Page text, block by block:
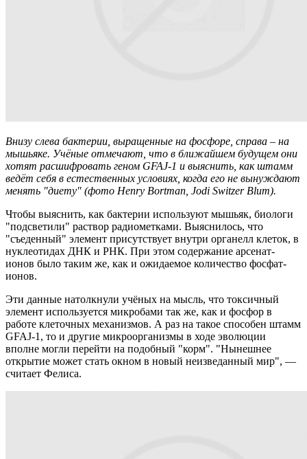
Внизу слева бактерии, выращенные на фосфоре, справа – на
мышьяке. Учёные отмечают, что в ближайшем будущем они
хотят расшифровать геном GFAJ-1 и выяснить, как штамм
ведёт себя в естественных условиях, когда его не вынуждают
менять "диету" (фото Henry Bortman, Jodi Switzer Blum).
Чтобы выяснить, как бактерии используют мышьяк, биологи
"подсветили" раствор радиометками. Выяснилось, что
"съеденный" элемент присутствует внутри органелл клеток, в
нуклеотидах ДНК и РНК. При этом содержание арсенат-
ионов было таким же, как и ожидаемое количество фосфат-
ионов.
Эти данные натолкнули учёных на мысль, что токсичный
элемент используется микробами так же, как и фосфор в
работе клеточных механизмов. А раз на такое способен штамм
GFAJ-1, то и другие микроорганизмы в ходе эволюции
вполне могли перейти на подобный "корм". "Нынешнее
открытие может стать окном в новый неизведанный мир", —
считает Фелиса.